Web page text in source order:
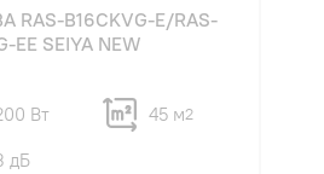
RAS-B16CKVG-E/RAS-
EE SEIYA NEW
Вт 45 м2
дБ